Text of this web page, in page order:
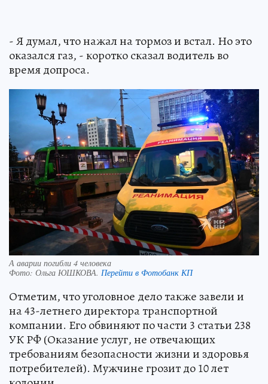
- Я думал, что нажал на тормоз и встал. Но это
оказался газ, - коротко сказал водитель во
время допроса.
А аварии погибли 4 человека
Фото: Ольга ЮШКОВА. Перейти в Фотобанк КП
Отметим, что уголовное дело также завели и
на 43-летнего директора транспортной
компании. Его обвиняют по части 3 статьи 238
УК РФ (Оказание услуг, не отвечающих
требованиям безопасности жизни и здоровья
потребителей). Мужчине грозит до 10 лет